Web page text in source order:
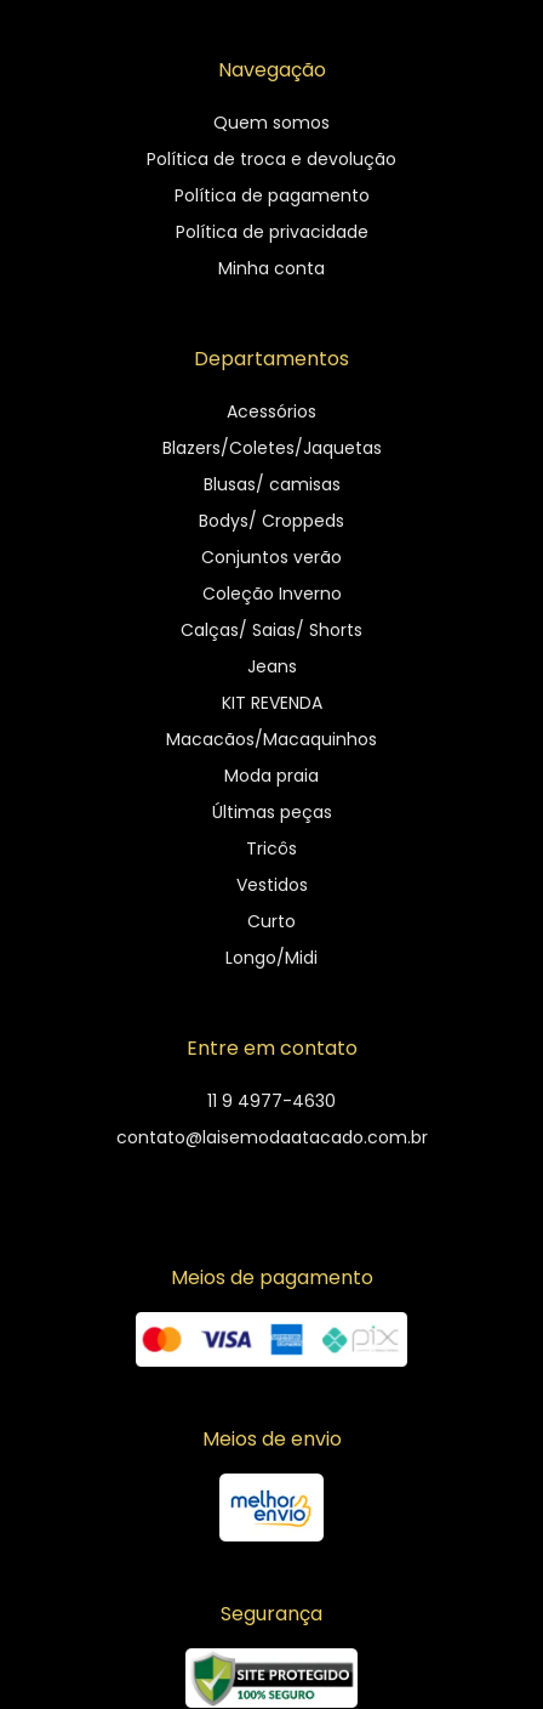
Navegação
Quem somos
Política de troca e devolução
Política de pagamento
Política de privacidade
Minha conta
Departamentos
Acessórios
Blazers/Coletes/Jaquetas
Blusas/ camisas
Bodys/ Croppeds
Conjuntos verão
Coleção Inverno
Calças/ Saias/ Shorts
Jeans
KIT REVENDA
Macacãos/Macaquinhos
Moda praia
Últimas peças
Tricôs
Vestidos
Curto
Longo/Midi
Entre em contato
11 9 4977-4630
contato@laisemodaatacado.com.br
Meios de pagamento
Meios de envio
Segurança